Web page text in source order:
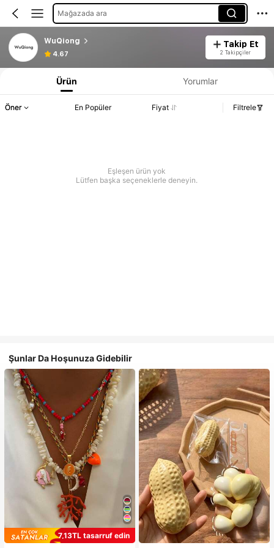
Mağazada ara
WuQiong
4.67
Takip Et
2 Takipçiler
Ürün Yorumlar
Öner En Popüler Fiyat Filtrele
Eşleşen ürün yok
Lütfen başka seçeneklerle deneyin.
Şunlar Da Hoşunuza Gidebilir
7,13TL tasarruf edin